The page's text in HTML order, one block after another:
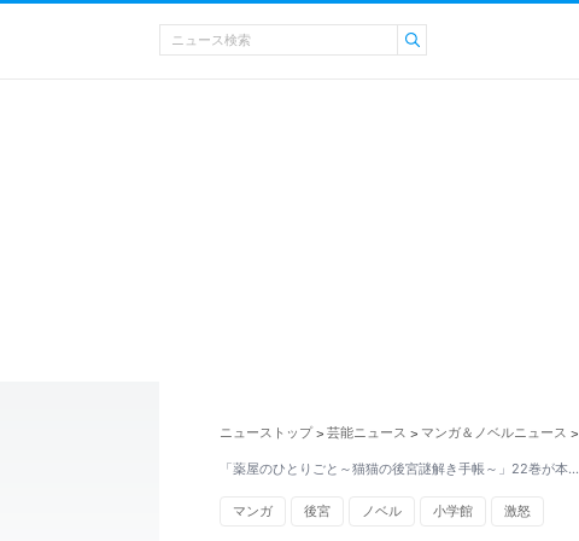
ニューストップ > 芸能ニュース > マンガ＆ノベルニュース >
「薬屋のひとりごと～猫猫の後宮謎解き手帳～」22巻が本…
マンガ 後宮 ノベル 小学館 激怒